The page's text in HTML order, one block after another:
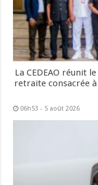
La CEDEAO réunit
retraite consacrée
06h53 - 5 août 2026